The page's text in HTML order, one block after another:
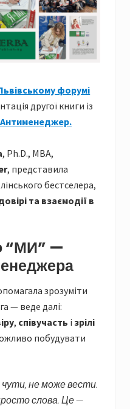
форумі
другої книги із
, Ph.D., MBA,
, представила
бестселера,
та взаємодії в
“МИ” —
зрозуміти
— веде далі:
, співучасть і зрілі
побудувати
чути, не може вести.
слова. Це —